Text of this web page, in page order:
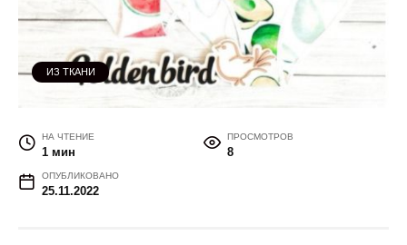
ИЗ ТКАНИ
НА ЧТЕНИЕ
1 мин
ПРОСМОТРОВ
8
ОПУБЛИКОВАНО
25.11.2022